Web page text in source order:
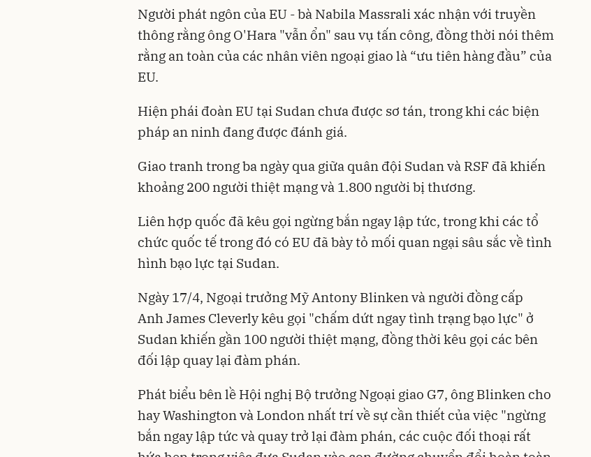
Người phát ngôn của EU - bà Nabila Massrali xác nhận với truyền
thông rằng ông O'Hara "vẫn ổn" sau vụ tấn công, đồng thời nói thêm
rằng an toàn của các nhân viên ngoại giao là “ưu tiên hàng đầu” của
EU.
Hiện phái đoàn EU tại Sudan chưa được sơ tán, trong khi các biện
pháp an ninh đang được đánh giá.
Giao tranh trong ba ngày qua giữa quân đội Sudan và RSF đã khiến
khoảng 200 người thiệt mạng và 1.800 người bị thương.
Liên hợp quốc đã kêu gọi ngừng bắn ngay lập tức, trong khi các tổ
chức quốc tế trong đó có EU đã bày tỏ mối quan ngại sâu sắc về tình
hình bạo lực tại Sudan.
Ngày 17/4, Ngoại trưởng Mỹ Antony Blinken và người đồng cấp
Anh James Cleverly kêu gọi "chấm dứt ngay tình trạng bạo lực" ở
Sudan khiến gần 100 người thiệt mạng, đồng thời kêu gọi các bên
đối lập quay lại đàm phán.
Phát biểu bên lề Hội nghị Bộ trưởng Ngoại giao G7, ông Blinken cho
hay Washington và London nhất trí về sự cần thiết của việc "ngừng
bắn ngay lập tức và quay trở lại đàm phán, các cuộc đối thoại rất